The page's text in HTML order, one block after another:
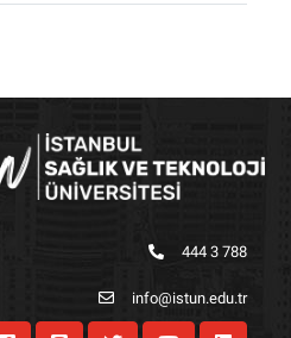
444 3 788
info@istun.edu.tr